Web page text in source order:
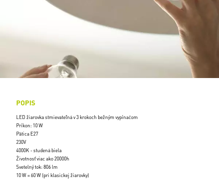
POPIS
LED žiarovka stmievateľná v 3 krokoch bežným vypínačom
Príkon: 10 W
Pätica E27
230V
4000K - studená biela
Životnosť viac ako 20000h
Svetelný tok: 806 lm
10 W = 60 W (pri klasickej žiarovky)